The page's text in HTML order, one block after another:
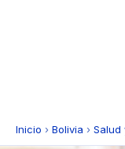
Inicio › Bolivia › Salud